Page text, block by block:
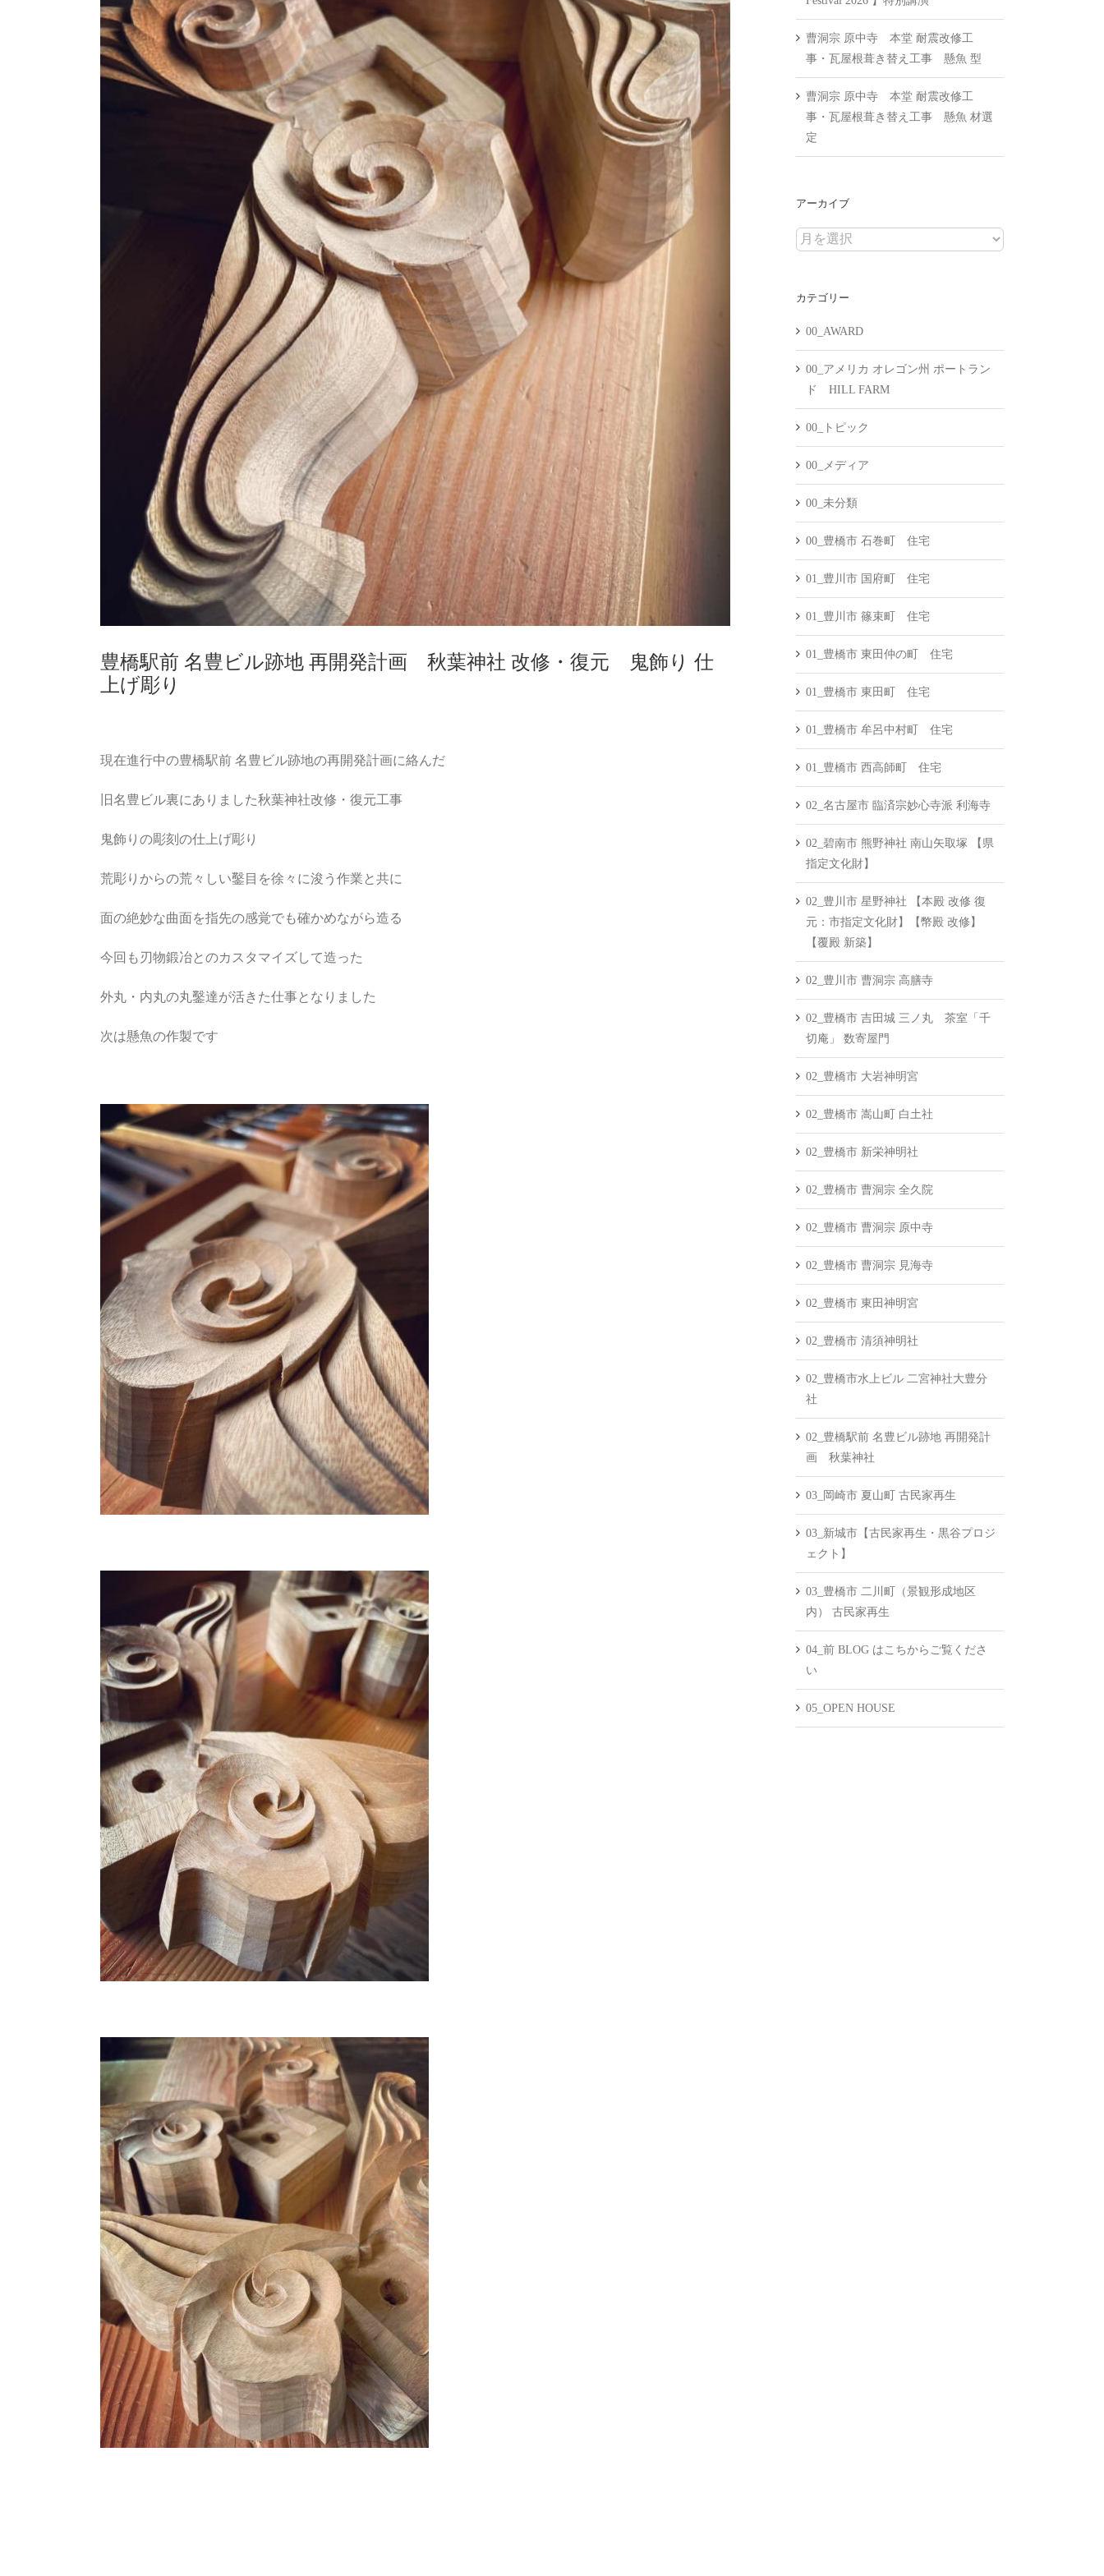
豊橋駅前 名豊ビル跡地 再開発計画 秋葉神社 改修・復元 鬼飾り 仕
上げ彫り
現在進行中の豊橋駅前 名豊ビル跡地の再開発計画に絡んだ
旧名豊ビル裏にありました秋葉神社改修・復元工事
鬼飾りの彫刻の仕上げ彫り
荒彫りからの荒々しい鑿目を徐々に浚う作業と共に
面の絶妙な曲面を指先の感覚でも確かめながら造る
今回も刃物鍛冶とのカスタマイズして造った
外丸・内丸の丸鑿達が活きた仕事となりました
次は懸魚の作製です
曹洞宗 原中寺 本堂 耐震改修工
事・瓦屋根葺き替え工事 懸魚 型
曹洞宗 原中寺 本堂 耐震改修工
事・瓦屋根葺き替え工事 懸魚 材選
定
アーカイブ
ア
イ
カテゴリー
00_AWARD
00_アメリカ オレゴン州 ポートラン
ド HILL FARM
00_トピック
00_メディア
00_未分類
00_豊橋市 石巻町 住宅
01_豊川市 国府町 住宅
01_豊川市 篠束町 住宅
01_豊橋市 東田仲の町 住宅
01_豊橋市 東田町 住宅
01_豊橋市 牟呂中村町 住宅
01_豊橋市 西高師町 住宅
02_名古屋市 臨済宗妙心寺派 利海寺
02_碧南市 熊野神社 南山矢取塚 【県
指定文化財】
02_豊川市 星野神社 【本殿 改修 復
元：市指定文化財】【幣殿 改修】
【覆殿 新築】
02_豊川市 曹洞宗 高膳寺
02_豊橋市 吉田城 三ノ丸 茶室「千
切庵」 数寄屋門
02_豊橋市 大岩神明宮
02_豊橋市 嵩山町 白土社
02_豊橋市 新栄神明社
02_豊橋市 曹洞宗 全久院
02_豊橋市 曹洞宗 原中寺
02_豊橋市 曹洞宗 見海寺
02_豊橋市 東田神明宮
02_豊橋市 清須神明社
02_豊橋市水上ビル 二宮神社大豊分
社
02_豊橋駅前 名豊ビル跡地 再開発計
画 秋葉神社
03_岡崎市 夏山町 古民家再生
03_新城市【古民家再生・黒谷プロジ
ェクト】
03_豊橋市 二川町（景観形成地区
内） 古民家再生
04_前 BLOG はこちからご覧くださ
い
05_OPEN HOUSE